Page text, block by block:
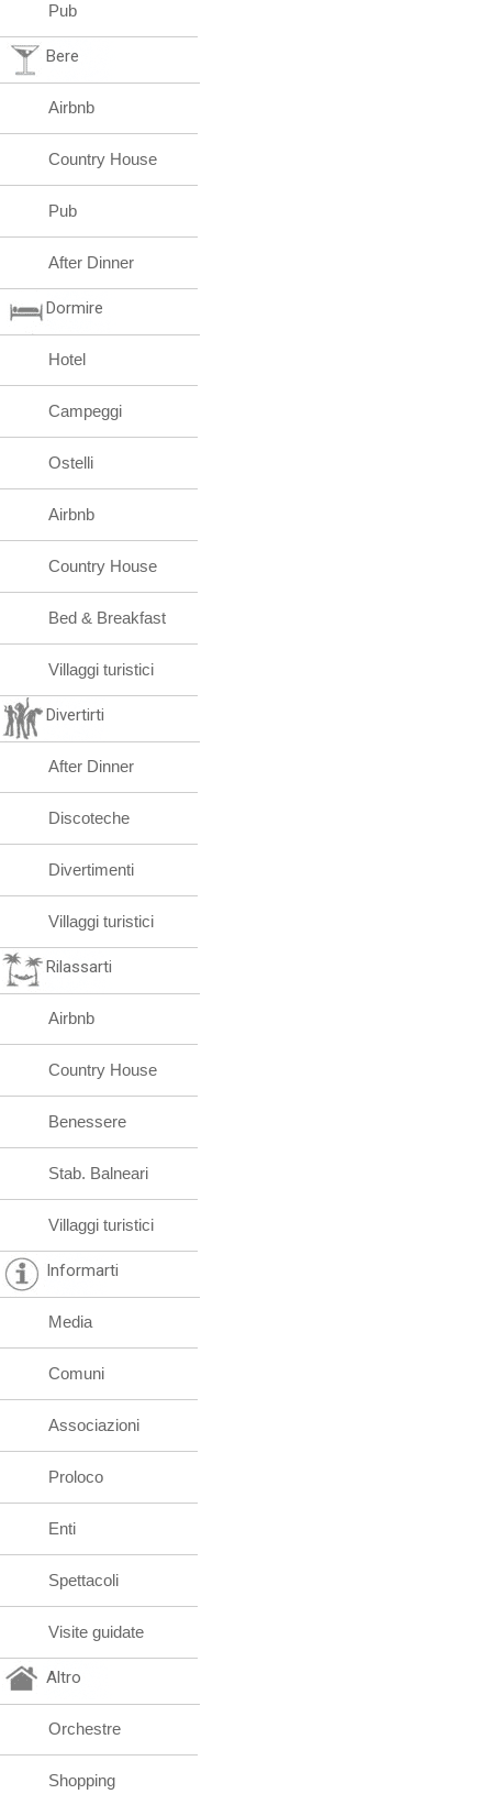
Pub
Bere
Airbnb
Country House
Pub
After Dinner
Dormire
Hotel
Campeggi
Ostelli
Airbnb
Country House
Bed & Breakfast
Villaggi turistici
Divertirti
After Dinner
Discoteche
Divertimenti
Villaggi turistici
Rilassarti
Airbnb
Country House
Benessere
Stab. Balneari
Villaggi turistici
Informarti
Media
Comuni
Associazioni
Proloco
Enti
Spettacoli
Visite guidate
Altro
Orchestre
Shopping